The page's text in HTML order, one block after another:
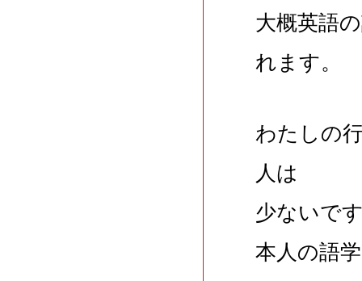
大概英語
れます。
わたしの
人は
少ないで
本人の語